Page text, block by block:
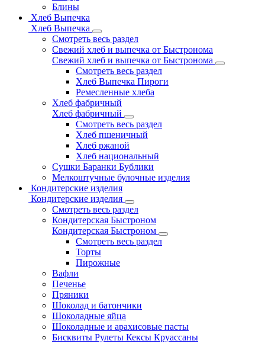
Блины
Хлеб Выпечка
Хлеб Выпечка
Смотреть весь раздел
Свежий хлеб и выпечка от Быстронома
Свежий хлеб и выпечка от Быстронома
Смотреть весь раздел
Хлеб Выпечка Пироги
Ремесленные хлеба
Хлеб фабричный
Хлеб фабричный
Смотреть весь раздел
Хлеб пшеничный
Хлеб ржаной
Хлеб национальный
Сушки Баранки Бублики
Мелкоштучные булочные изделия
Кондитерские изделия
Кондитерские изделия
Смотреть весь раздел
Кондитерская Быстроном
Кондитерская Быстроном
Смотреть весь раздел
Торты
Пирожные
Вафли
Печенье
Пряники
Шоколад и батончики
Шоколадные яйца
Шоколадные и арахисовые пасты
Бисквиты Рулеты Кексы Круассаны